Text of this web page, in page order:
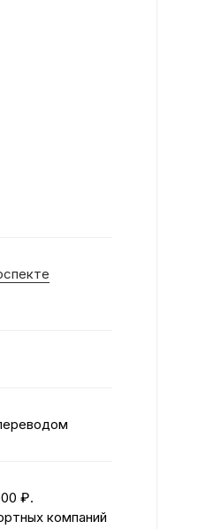
₽.
компаний